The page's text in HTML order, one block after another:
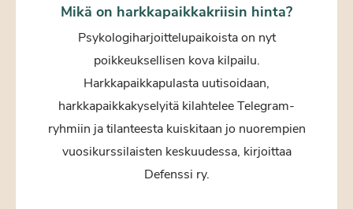
Mikä on harkkapaikkakriisin hinta?
Psykologiharjoittelupaikoista on nyt
poikkeuksellisen kova kilpailu.
Harkkapaikkapulasta uutisoidaan,
harkkapaikkakyselyitä kilahtelee Telegram-
ryhmiin ja tilanteesta kuiskitaan jo nuorempien
vuosikurssilaisten keskuudessa, kirjoittaa
Defenssi ry.